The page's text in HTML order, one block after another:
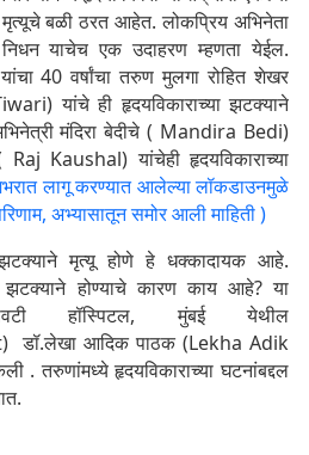
बळी ठरत आहेत. लोकप्रिय अभिनेता
निधन याचेच एक उदाहरण म्हणता येईल.
40 वर्षांचा तरुण मुलगा रोहित शेखर
यांचे ही हृदयविकाराच्या झटक्याने
मंदिरा बेदीचे ( Mandira Bedi)
Kaushal) यांचेही हृदयविकाराच्या
लागू करण्यात आलेल्या लॉकडाउनमुळे
अभ्यासातून समोर आली माहिती )
झटक्याने मृत्यू होणे हे धक्कादायक आहे.
झटक्याने होण्याचे कारण काय आहे? या
हॉस्पिटल, मुंबई येथील
डॉ.लेखा आदिक पाठक (Lekha Adik
. तरुणांमध्ये हृदयविकाराच्या घटनांबद्दल